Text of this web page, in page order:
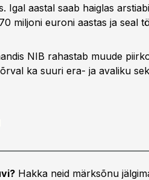
Igal aastal saab haiglas
miljoni euroni aastas ja seal
NIB rahastab muude
ka suuri era- ja avaliku
Hakka neid märksõnu